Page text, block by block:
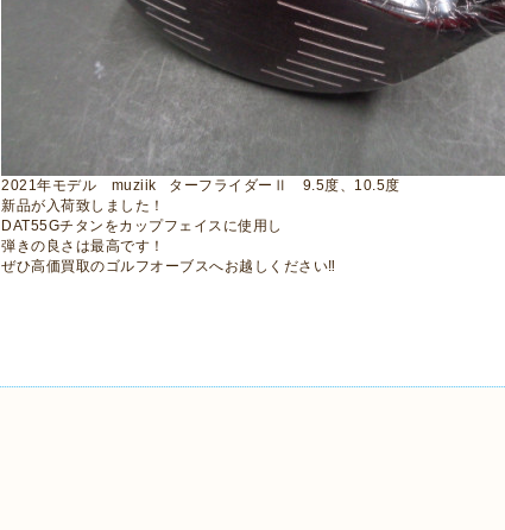
2021年モデル muziik ターフライダーⅡ 9.5度、10.5度
新品が入荷致しました！
DAT55Gチタンをカップフェイスに使用し
弾きの良さは最高です！
ぜひ高価買取のゴルフオーブスへお越しください‼